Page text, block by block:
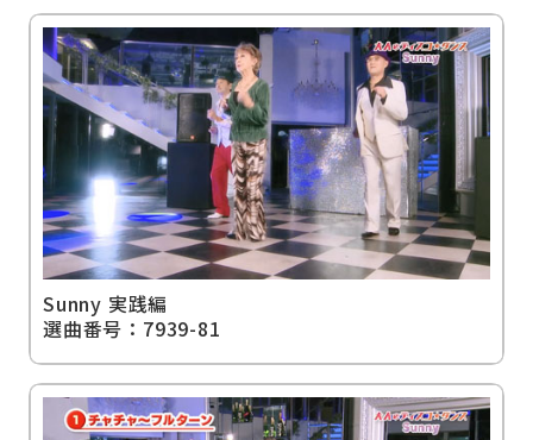
Sunny 実践編
選曲番号：7939-81